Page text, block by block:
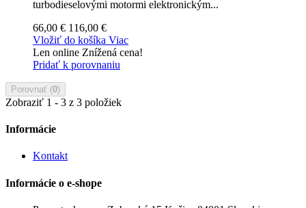
turbodieselovými motormi elektronickým...
66,00 € 116,00 €
Vložiť do košíka Viac
Len online Znížená cena!
Pridať k porovnaniu
Porovnať (0)
Zobraziť 1 - 3 z 3 položiek
Informácie
Kontakt
Informácie o e-shope